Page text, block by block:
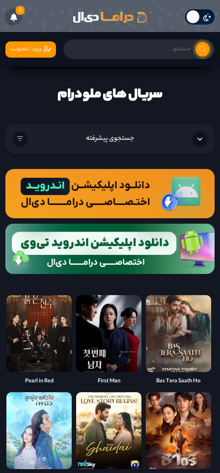
6
ورود/عضویت
سریال های ملودرام
جستجوی پیشرفته
Bas Tera Saath Ho
First Man
Pearl in Red